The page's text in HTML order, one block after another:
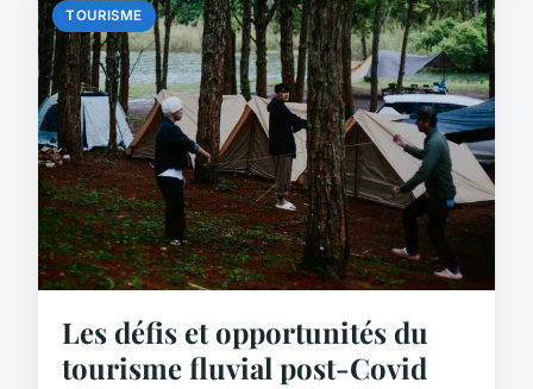
TOURISME
Les défis et opportunités du
tourisme fluvial post-Covid